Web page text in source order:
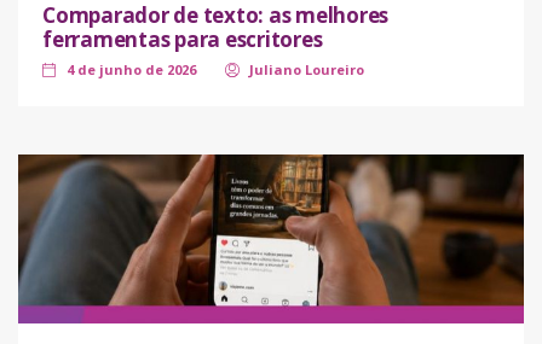
Comparador de texto: as melhores
ferramentas para escritores
4 de junho de 2026 Juliano Loureiro